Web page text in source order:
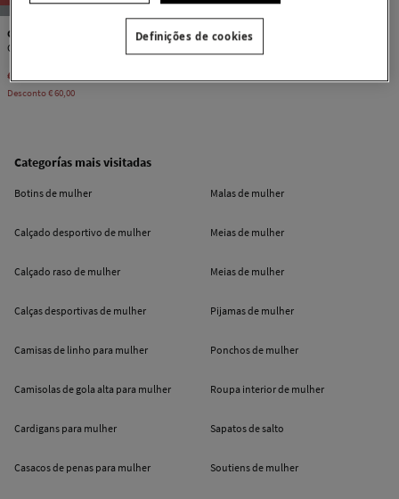
Cortefiel
Casaco curto
€ 19,99
Desconto€ 60,00
Categorías mais visitadas
Botins de mulher
Calçado desportivo de mulher
Calçado raso de mulher
Calças desportivas de mulher
Camisas de linho para mulher
Camisolas de gola alta para mulher
Cardigans para mulher
Casacos de penas para mulher
Malas de mulher
Meias de mulher
Meias de mulher
Pijamas de mulher
Ponchos de mulher
Roupa interior de mulher
Sapatos de salto
Soutiens de mulher
Definições de cookies